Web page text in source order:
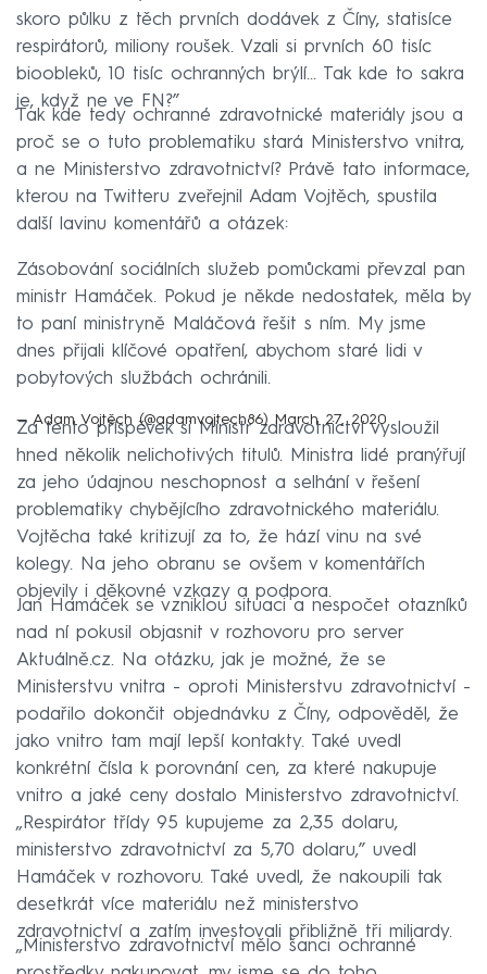
skoro půlku z těch prvních dodávek z Číny, statisíce
respirátorů, miliony roušek. Vzali si prvních 60 tisíc
bioobleků, 10 tisíc ochranných brýlí... Tak kde to sakra
je, když ne ve FN?”
Tak kde tedy ochranné zdravotnické materiály jsou a
proč se o tuto problematiku stará Ministerstvo vnitra,
a ne Ministerstvo zdravotnictví? Právě tato informace,
kterou na Twitteru zveřejnil Adam Vojtěch, spustila
další lavinu komentářů a otázek:
Zásobování sociálních služeb pomůckami převzal pan
ministr Hamáček. Pokud je někde nedostatek, měla by
to paní ministryně Maláčová řešit s ním. My jsme
dnes přijali klíčové opatření, abychom staré lidi v
pobytových službách ochránili.
— Adam Vojtěch (@adamvojtech86) March 27, 2020
Za tento příspěvek si Ministr zdravotnictví vysloužil
hned několik nelichotivých titulů. Ministra lidé pranýřují
za jeho údajnou neschopnost a selhání v řešení
problematiky chybějícího zdravotnického materiálu.
Vojtěcha také kritizují za to, že hází vinu na své
kolegy. Na jeho obranu se ovšem v komentářích
objevily i děkovné vzkazy a podpora.
Jan Hamáček se vzniklou situaci a nespočet otazníků
nad ní pokusil objasnit v rozhovoru pro server
Aktuálně.cz. Na otázku, jak je možné, že se
Ministerstvu vnitra - oproti Ministerstvu zdravotnictví -
podařilo dokončit objednávku z Číny, odpověděl, že
jako vnitro tam mají lepší kontakty. Také uvedl
konkrétní čísla k porovnání cen, za které nakupuje
vnitro a jaké ceny dostalo Ministerstvo zdravotnictví.
„Respirátor třídy 95 kupujeme za 2,35 dolaru,
ministerstvo zdravotnictví za 5,70 dolaru,” uvedl
Hamáček v rozhovoru. Také uvedl, že nakoupili tak
desetkrát více materiálu než ministerstvo
zdravotnictví a zatím investovali přibližně tři miliardy.
„Ministerstvo zdravotnictví mělo šanci ochranné